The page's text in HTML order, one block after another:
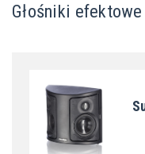
Głośniki